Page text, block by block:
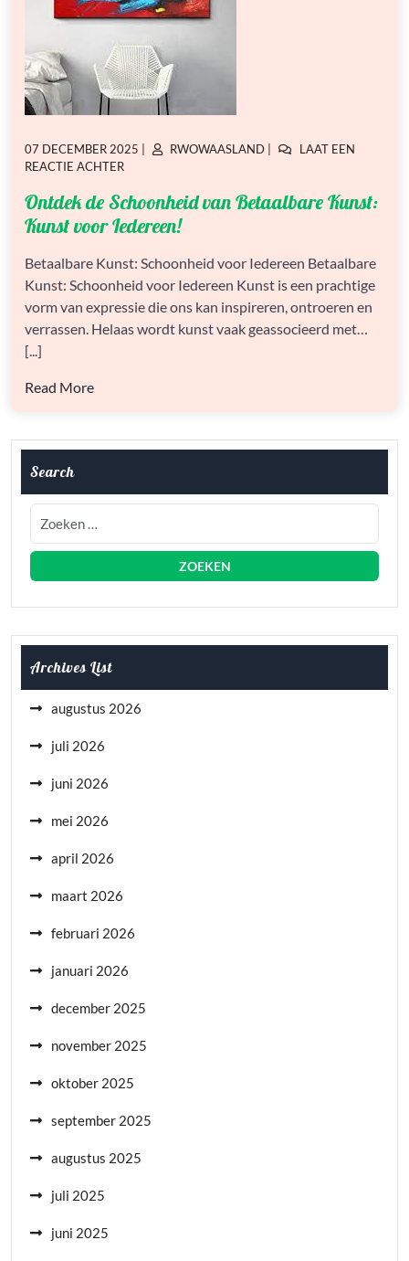
GEPLAATST
OP
07 DECEMBER 2025
GEPLAATST
RWOWAASLAND
LAAT EEN
REACTIE ACHTEROP
DE
SCHOONHEID
VAN
KUNST:
KUNST
VOOR
IEDEREEN!
Ontdek de Schoonheid van Betaalbare Kunst:
Kunst voor Iedereen!
Betaalbare Kunst: Schoonheid voor Iedereen Betaalbare
Kunst: Schoonheid voor Iedereen Kunst is een prachtige
vorm van expressie die ons kan inspireren, ontroeren en
verrassen. Helaas wordt kunst vaak geassocieerd met…
[...]
Read More
Search
Archives List
augustus 2026
juli 2026
juni 2026
mei 2026
april 2026
maart 2026
februari 2026
januari 2026
december 2025
november 2025
oktober 2025
september 2025
augustus 2025
juli 2025
juni 2025